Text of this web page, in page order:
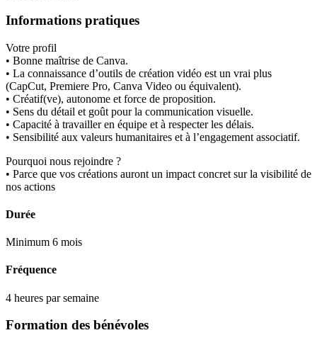
Informations pratiques
Votre profil
• Bonne maîtrise de Canva.
• La connaissance d’outils de création vidéo est un vrai plus
(CapCut, Premiere Pro, Canva Video ou équivalent).
• Créatif(ve), autonome et force de proposition.
• Sens du détail et goût pour la communication visuelle.
• Capacité à travailler en équipe et à respecter les délais.
• Sensibilité aux valeurs humanitaires et à l’engagement associatif.
Pourquoi nous rejoindre ?
• Parce que vos créations auront un impact concret sur la visibilité de
nos actions
Durée
Minimum 6 mois
Fréquence
4 heures par semaine
Formation des bénévoles